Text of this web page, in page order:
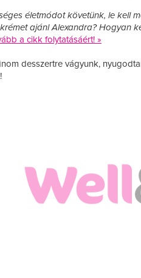
életmódot követünk, le kell
ajánl Alexandra? Hogyan
a cikk folytatásáért! »
desszertre vágyunk,